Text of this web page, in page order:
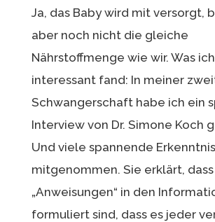
Ja, das Baby wird mit versorgt,
aber noch nicht die gleiche
Nährstoffmenge wie wir. Was
interessant fand: In meiner
Schwangerschaft habe ich ein
Interview von Dr. Simone Koch
Und viele spannende
mitgenommen. Sie erklärt,
„Anweisungen“ in den
formuliert sind, dass es jeder